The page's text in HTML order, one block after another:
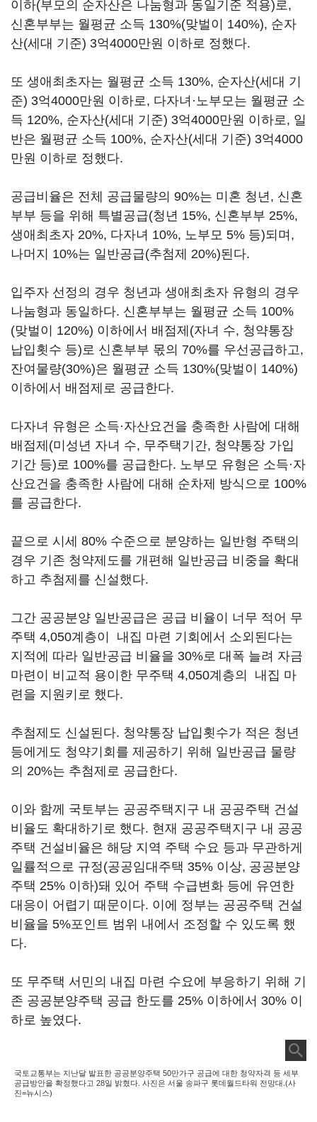
이하(부모의 순자산은 나눔형과 동일기준 적용)로,
신혼부부는 월평균 소득 130%(맞벌이 140%), 순자
산(세대 기준) 3억4000만원 이하로 정했다.
또 생애최초자는 월평균 소득 130%, 순자산(세대 기
준) 3억4000만원 이하로, 다자녀·노부모는 월평균 소
득 120%, 순자산(세대 기준) 3억4000만원 이하로, 일
반은 월평균 소득 100%, 순자산(세대 기준) 3억4000
만원 이하로 정했다.
공급비율은 전체 공급물량의 90%는 미혼 청년, 신혼
부부 등을 위해 특별공급(청년 15%, 신혼부부 25%,
생애최초자 20%, 다자녀 10%, 노부모 5% 등)되며,
나머지 10%는 일반공급(추첨제 20%)된다.
입주자 선정의 경우 청년과 생애최초자 유형의 경우
나눔형과 동일하다. 신혼부부는 월평균 소득 100%
(맞벌이 120%) 이하에서 배점제(자녀 수, 청약통장
납입횟수 등)로 신혼부부 몫의 70%를 우선공급하고,
잔여물량(30%)은 월평균 소득 130%(맞벌이 140%)
이하에서 배점제로 공급한다.
다자녀 유형은 소득·자산요건을 충족한 사람에 대해
배점제(미성년 자녀 수, 무주택기간, 청약통장 가입
기간 등)로 100%를 공급한다. 노부모 유형은 소득·자
산요건을 충족한 사람에 대해 순차제 방식으로 100%
를 공급한다.
끝으로 시세 80% 수준으로 분양하는 일반형 주택의
경우 기존 청약제도를 개편해 일반공급 비중을 확대
하고 추첨제를 신설했다.
그간 공공분양 일반공급은 공급 비율이 너무 적어 무
주택 4,050계층이 내집 마련 기회에서 소외된다는
지적에 따라 일반공급 비율을 30%로 대폭 늘려 자금
마련이 비교적 용이한 무주택 4,050계층의 내집 마
련을 지원키로 했다.
추첨제도 신설된다. 청약통장 납입횟수가 적은 청년
등에게도 청약기회를 제공하기 위해 일반공급 물량
의 20%는 추첨제로 공급한다.
이와 함께 국토부는 공공주택지구 내 공공주택 건설
비율도 확대하기로 했다. 현재 공공주택지구 내 공공
주택 건설비율은 해당 지역 주택 수요 등과 무관하게
일률적으로 규정(공공임대주택 35% 이상, 공공분양
주택 25% 이하)돼 있어 주택 수급변화 등에 유연한
대응이 어렵기 때문이다. 이에 정부는 공공주택 건설
비율을 5%포인트 범위 내에서 조정할 수 있도록 했
다.
또 무주택 서민의 내집 마련 수요에 부응하기 위해 기
존 공공분양주택 공급 한도를 25% 이하에서 30% 이
하로 높였다.
국토교통부는 지난달 발표한 공공분양주택 50만가구 공급에 대한 청약자격 등 세부
공급방안을 확정했다고 28일 밝혔다. 사진은 서울 송파구 롯데월드타워 전망대.(사
진=뉴시스)